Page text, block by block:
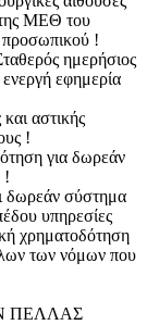
της ΜΕΘ του
!
ημερήσιος
εφημερία
αστικής
!
για δωρεάν
!
δωρεάν σύστημα
υπηρεσίες
χρηματοδότηση
των νόμων που
ΠΕΛΛΑΣ